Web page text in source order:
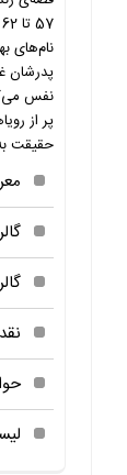
نام‌های
نفس
پر از
حقیقت